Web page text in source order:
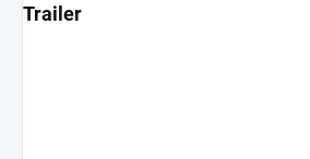
Trailer